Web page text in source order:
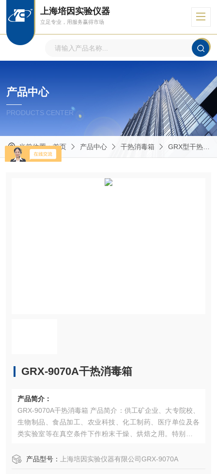
上海培因实验仪器
立足专业，用服务赢得市场
产品中心
PRODUCTS CENTER
当前位置：首页 产品中心 干热消毒箱 GRX型干热消毒箱
GRX-9070A干热消毒箱
产品简介：
GRX-9070A干热消毒箱 产品简介：供工矿企业、大专院校、
生物制品、食品加工、农业科技、化工制药、医疗单位及各
类实验室等在真空条件下作粉末干燥、烘焙之用。特别适用
产品型号：
上海培因实验仪器有限公司GRX-9070A